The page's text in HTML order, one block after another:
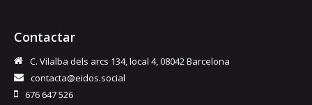
Contactar
C. Vilalba dels arcs 134, local 4, 08042 Barcelona
contacta@eidos.social
676 647 526